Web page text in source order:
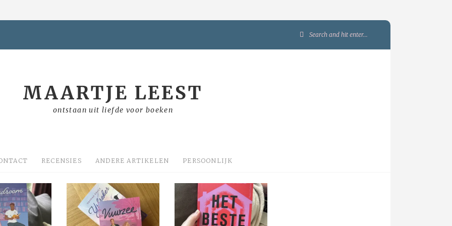
Search
MAARTJE LEEST
ontstaan uit liefde voor boeken
RECENSIES ANDERE ARTIKELEN PERSOONLIJK